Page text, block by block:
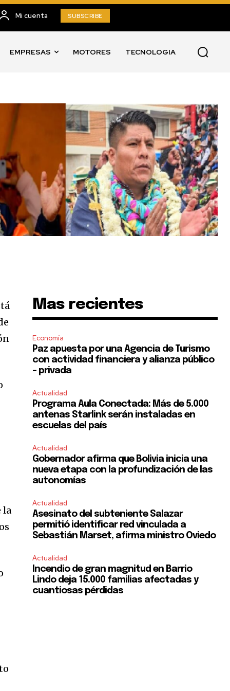
Mi cuenta SUBSCRIBE
EMPRESAS MOTORES TECNOLOGIA
la
Mas recientes
Economía
Paz apuesta por una Agencia de Turismo
con actividad financiera y alianza público
– privada
Actualidad
Programa Aula Conectada: Más de 5.000
antenas Starlink serán instaladas en
escuelas del país
Actualidad
Gobernador afirma que Bolivia inicia una
nueva etapa con la profundización de las
autonomías
Actualidad
Asesinato del subteniente Salazar
permitió identificar red vinculada a
Sebastián Marset, afirma ministro Oviedo
Actualidad
Incendio de gran magnitud en Barrio
Lindo deja 15.000 familias afectadas y
cuantiosas pérdidas